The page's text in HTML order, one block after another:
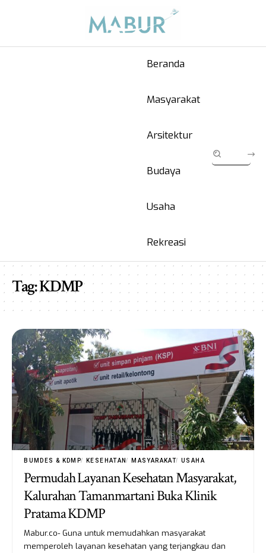
Beranda
Masyarakat
Arsitektur
Budaya
Usaha
Rekreasi
Tag:KDMP
BUMDES & KDMP KESEHATAN MASYARAKAT USAHA
Permudah Layanan Kesehatan Masyarakat,
Kalurahan Tamanmartani Buka Klinik
Pratama KDMP
Mabur.co- Guna untuk memudahkan masyarakat
memperoleh layanan kesehatan yang terjangkau dan